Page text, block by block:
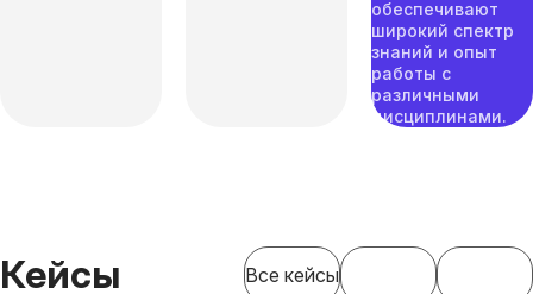
обеспечивают
широкий спектр
знаний и опыт
работы с
различными
дисциплинами.
Кейсы Все кейсы